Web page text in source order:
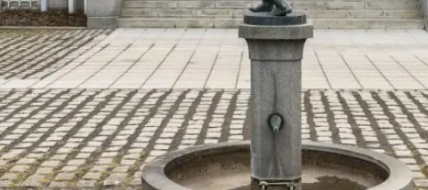
Verkkokauppa